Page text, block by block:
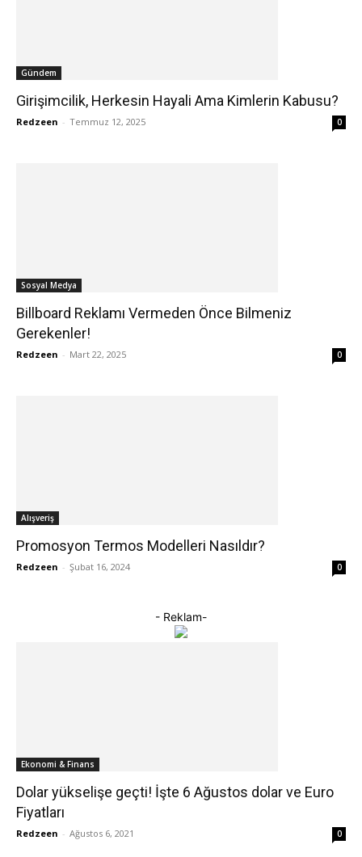
Gündem
Girişimcilik, Herkesin Hayali Ama Kimlerin Kabusu?
Redzeen - Temmuz 12, 2025 0
Sosyal Medya
Billboard Reklamı Vermeden Önce Bilmeniz
Gerekenler!
Redzeen - Mart 22, 2025 0
Alışveriş
Promosyon Termos Modelleri Nasıldır?
Redzeen - Şubat 16, 2024 0
- Reklam-
Ekonomi & Finans
Dolar yükselişe geçti! İşte 6 Ağustos dolar ve Euro
Fiyatları
Redzeen - Ağustos 6, 2021 0